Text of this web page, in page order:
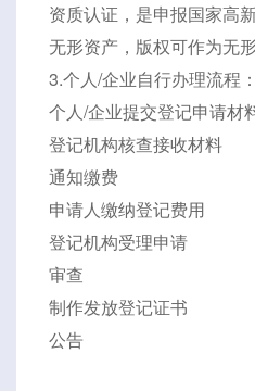
资质认证，是申报国家高
无形资产，版权可作为无
3.个人/企业自行办理流程：
个人/企业提交登记申请材
登记机构核查接收材料
通知缴费
申请人缴纳登记费用
登记机构受理申请
审查
制作发放登记证书
公告